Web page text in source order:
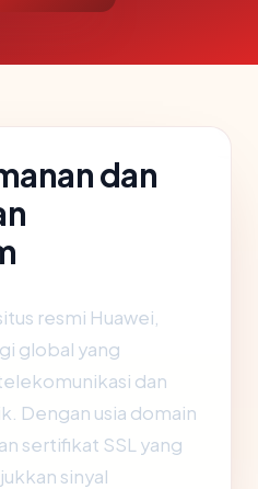
dan
resmi Huawei,
global yang
dan
Dengan usia domain
sertifikat SSL yang
sinyal